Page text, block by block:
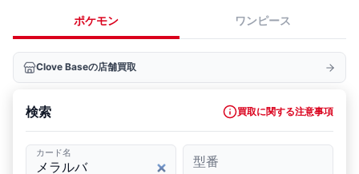
ポケモン ワンピース
Clove Baseの店舗買取
検索 買取に関する注意事項
カード名
型番